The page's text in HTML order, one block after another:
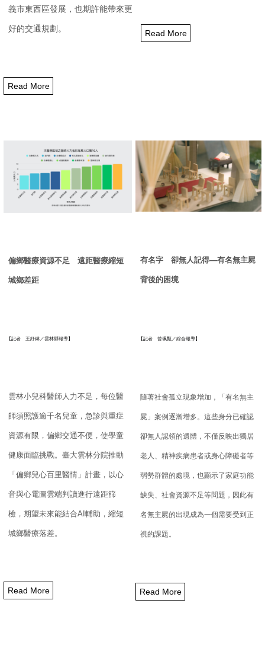
義市東西區發展， 也期許能帶來更
好的交通規劃。
Read More
Read More
偏鄉醫療資源不足 遠距醫療縮短
城鄉差距
【記者 王紓綝／雲林縣報導】
雲林小兒科醫師人力不足，每位醫
師須照護逾千名兒童， 急診與重症
資源有限，偏鄉交通不便，使學童
健康面臨挑戰。 臺大雲林分院推動
「偏鄉兒心百里醫情」計畫， 以心
音與心電圖雲端判讀進行遠距篩
檢，期望未來能結合AI 輔助， 縮短
城鄉醫療落差。
Read More
有名字 卻無人記得—有名無主屍
背後的困境
【記者 曾珮甄／綜合報導】
隨著社會孤立現象增加，「有名無主
屍」案例逐漸增多。 這些身分已確認
卻無人認領的遺體，不僅反映出獨居
老人、 精神疾病患者或身心障礙者等
弱勢群體的處境， 也顯示了家庭功能
缺失、社會資源不足等問題， 因此有
名無主屍的出現成為一個需要受到正
視的課題。
Read More